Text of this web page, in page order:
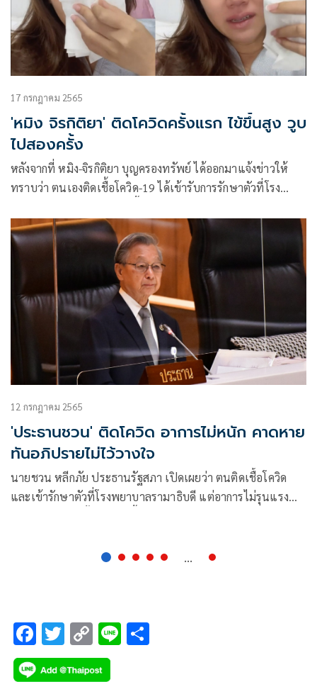
17 กรกฎาคม 2565
'หมิง จิรกิติยา' ติดโควิดครั้งแรก ไข้ขึ้นสูง วูบ
ไปสองครั้ง
หลังจากที่ หมิง-จิรกิติยา บุญครองทรัพย์ ได้ออกมาแจ้งข่าวให้
ทราบว่า ตนเองติดเชื้อโควิด-19 ได้เข้ารับการรักษาตัวที่โรง
กินไม่ได้ จึงคิดว่าถ้าอยู่ในมือคุณหมอก็จะปลอดภัยที่สุด
12 กรกฎาคม 2565
'ประธานชวน' ติดโควิด อาการไม่หนัก คาดหาย
ทันอภิปรายไม่ไว้วางใจ
นายชวน หลีกภัย ประธานรัฐสภา เปิดเผยว่า ตนติดเชื้อโควิด
และเข้ารักษาตัวที่โรงพยาบาลรามาธิบดี แต่อาการไม่รุนแรง
...
F
ac
e
T
wi
tt
C
o
p
Li